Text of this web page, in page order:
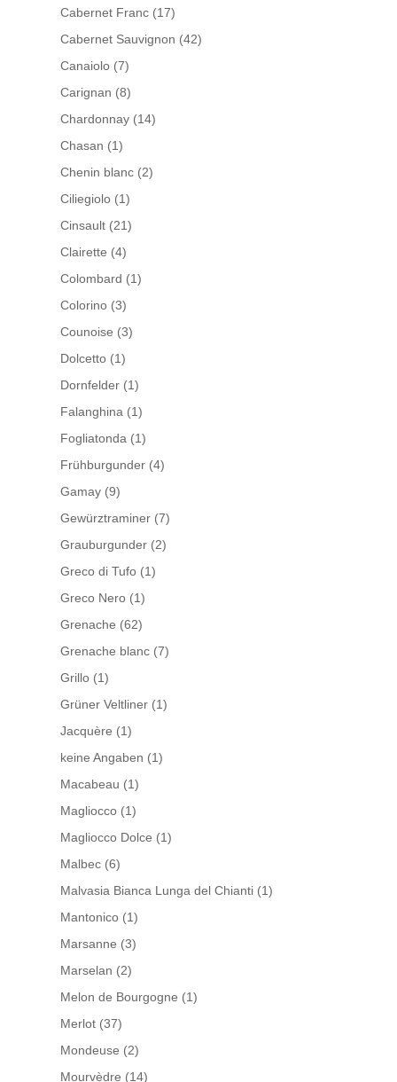
Cabernet Franc(17)
Cabernet Sauvignon (42)
Canaiolo(7)
Carignan (8)
Chardonnay(14)
Chasan (1)
Chenin blanc(2)
Ciliegiolo(1)
Cinsault(21)
Clairette (4)
Colombard (1)
Colorino(3)
Counoise (3)
Dolcetto(1)
Dornfelder(1)
Falanghina (1)
Fogliatonda (1)
Frühburgunder(4)
Gamay(9)
Gewürztraminer(7)
Grauburgunder(2)
Greco di Tufo(1)
Greco Nero(1)
Grenache (62)
Grenache blanc(7)
Grillo(1)
Grüner Veltliner(1)
Jacquère (1)
keine Angaben (1)
Macabeau (1)
Magliocco(1)
Magliocco Dolce (1)
Malbec(6)
Malvasia Bianca Lunga del Chianti(1)
Mantonico(1)
Marsanne (3)
Marselan (2)
Melon de Bourgogne (1)
Merlot(37)
Mondeuse (2)
Mourvèdre (14)